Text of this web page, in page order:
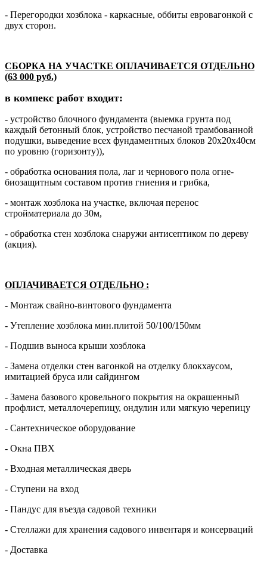
- Перегородки хозблока - каркасные, оббиты евровагонкой с
двух сторон.
СБОРКА НА УЧАСТКЕ ОПЛАЧИВАЕТСЯ ОТДЕЛЬНО
(63 000 руб.)
в компекс работ входит:
- устройство блочного фундамента (выемка грунта под
каждый бетонный блок, устройство песчаной трамбованной
подушки, выведение всех фундаментных блоков 20х20х40см
по уровню (горизонту)),
- обработка основания пола, лаг и чернового пола огне-
биозащитным составом против гниения и грибка,
- монтаж хозблока на участке, включая перенос
стройматериала до 30м,
- обработка стен хозблока снаружи антисептиком по дереву
(акция).
ОПЛАЧИВАЕТСЯ ОТДЕЛЬНО :
- Монтаж свайно-винтового фундамента
- Утепление хозблока мин.плитой 50/100/150мм
- Подшив выноса крыши хозблока
- Замена отделки стен вагонкой на отделку блокхаусом,
имитацией бруса или сайдингом
- Замена базового кровельного покрытия на окрашенный
профлист, металлочерепицу, ондулин или мягкую черепицу
- Сантехническое оборудование
- Окна ПВХ
- Входная металлическая дверь
- Ступени на вход
- Пандус для въезда садовой техники
- Стеллажи для хранения садового инвентаря и консерваций
- Доставка